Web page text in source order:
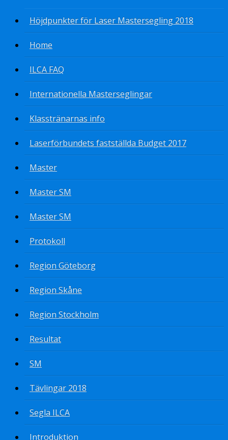
Höjdpunkter för Laser Mastersegling 2018
Home
ILCA FAQ
Internationella Masterseglingar
Klasstränarnas info
Laserförbundets fastställda Budget 2017
Master
Master SM
Master SM
Protokoll
Region Göteborg
Region Skåne
Region Stockholm
Resultat
SM
Tävlingar 2018
Segla ILCA
Introduktion